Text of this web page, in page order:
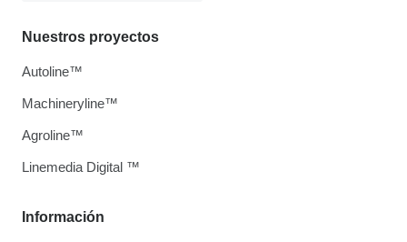
Información
Nuestros proyectos
Autoline™
Machineryline™
Agroline™
Linemedia Digital ™